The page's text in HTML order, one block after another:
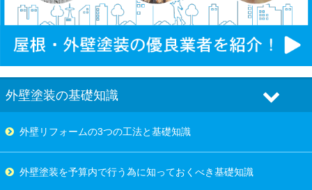
外壁塗装の基礎知識
外壁リフォームの3つの工法と基礎知識
外壁塗装を予算内で行う為に知っておくべき基礎知識